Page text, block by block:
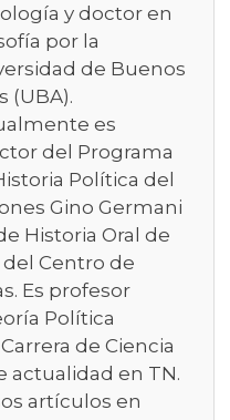
y doctor en
por la
de Buenos
(UBA).
es
del Programa
Política del
Gino Germani
Historia Oral de
Centro de
Es profesor
Política
de Ciencia
actualidad en TN.
artículos en